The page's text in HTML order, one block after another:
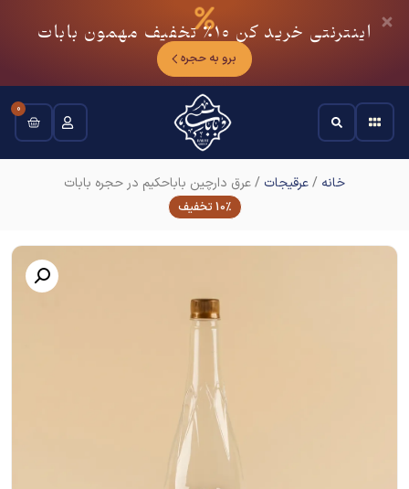
اینترنتی خرید کن 10٪ تخفیف مهمون بابات
برو به حجره
0
خانه /عرقیجات / عرق دارچین باباحکیم در حجره بابات
10% تخفیف